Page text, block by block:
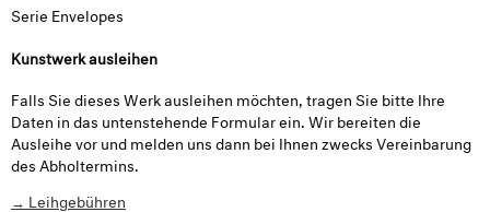
Serie Envelopes
Kunstwerk ausleihen
Falls Sie dieses Werk ausleihen möchten, tragen Sie bitte Ihre
Daten in das untenstehende Formular ein. Wir bereiten die
Ausleihe vor und melden uns dann bei Ihnen zwecks Vereinbarung
des Abholtermins.
→ Leihgebühren